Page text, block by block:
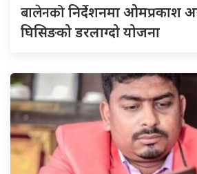
बालेनकोनिर्देशनमा ओमप्रकाश
घिसिङको डरलाग्दो योजना